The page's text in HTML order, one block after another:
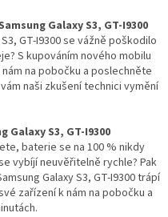
Galaxy S3, GT-I9300
GT-I9300 se vážně poškodilo
S kupováním nového mobilu
na pobočku a poslechněte
naši zkušení technici vymění
S3, GT-I9300
baterie se na 100 % nikdy
vybíjí neuvěřitelně rychle? Pak
Galaxy S3, GT-I9300 trápí
zařízení k nám na pobočku a